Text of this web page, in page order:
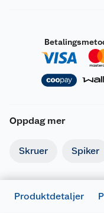
Oppdag mer
Skruer Spiker
Produktdetaljer
Artikkelnummer